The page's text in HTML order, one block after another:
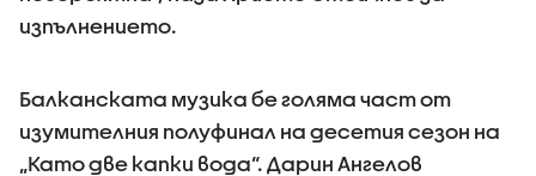
изпълнението.
Балканската музика бе голяма част от
изумителния полуфинал на десетия сезон на
„Като две капки вода“. Дарин Ангелов